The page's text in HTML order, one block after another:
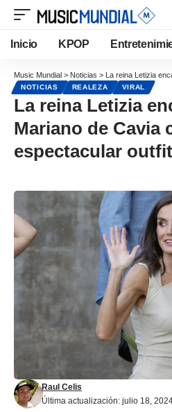
Inicio KPOP
Music Mundial > Noticias > La reina Letizia encanta
NOTICIAS REALEZA VIRAL
La reina Letizia
Mariano de Cavia
espectacular outfit
Última actualización: julio 18,
Raul Celis